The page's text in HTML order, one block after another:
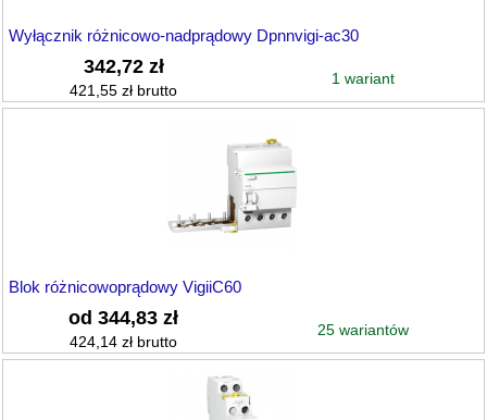
Wyłącznik różnicowo-nadprądowy Dpnnvigi-ac30
342,72 zł
421,55 zł brutto
1 wariant
Blok różnicowoprądowy VigiiC60
od 344,83 zł
424,14 zł brutto
25 wariantów